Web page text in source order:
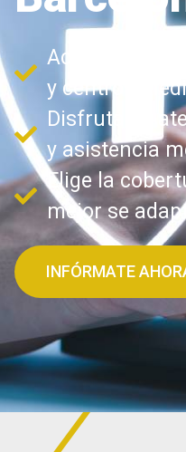
Accede sin
y centros
Disfruta de
y asistencia
Elige la
mejor se
INFÓRMATE